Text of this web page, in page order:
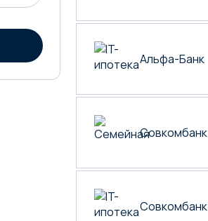
Альфа-Банк
Совкомбанк
Совкомбанк